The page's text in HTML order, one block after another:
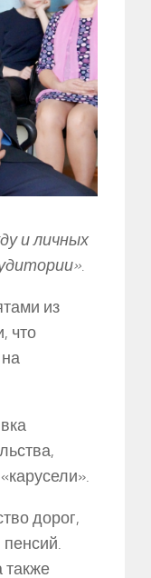
и личных
из
что
дорог,
также